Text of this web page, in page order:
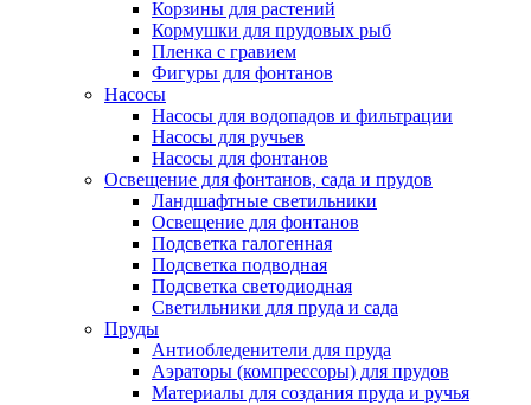
Корзины для растений
Кормушки для прудовых рыб
Пленка с гравием
Фигуры для фонтанов
Насосы
Насосы для водопадов и фильтрации
Насосы для ручьев
Насосы для фонтанов
Освещение для фонтанов, сада и прудов
Ландшафтные светильники
Освещение для фонтанов
Подсветка галогенная
Подсветка подводная
Подсветка светодиодная
Светильники для пруда и сада
Пруды
Антиобледенители для пруда
Аэраторы (компрессоры) для прудов
Материалы для создания пруда и ручья